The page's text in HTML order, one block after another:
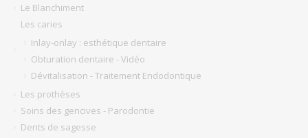
Le Blanchiment
Les caries
Inlay-onlay : esthétique dentaire
Obturation dentaire - Vidéo
Dévitalisation - Traitement Endodontique
Les prothèses
Soins des gencives - Parodontie
Dents de sagesse